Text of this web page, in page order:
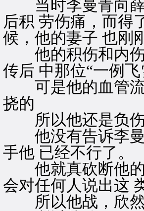
当时李曼青向薛
后积 劳伤痛，而得
候，他的妻子 也刚
他的积伤和内伤
传后 中那位“一例
可是他的血管流
挠的
所以他还是负伤
他没有告诉李曼
手他 已经不行了。
他就真砍断他的
会对任何人说出这
所以他战，欣然